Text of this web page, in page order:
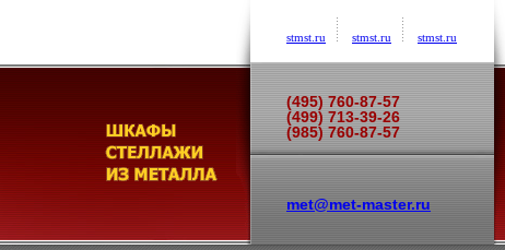
stmst.ru stmst.ru stmst.ru
(495) 760-87-57
(499) 713-39-26
(985) 760-87-57
met@met-master.ru